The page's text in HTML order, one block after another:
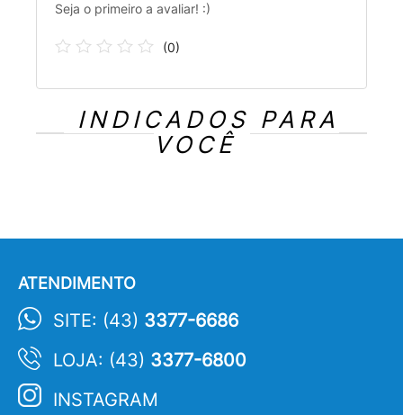
Seja o primeiro a avaliar! :)
(0)
INDICADOS PARA
VOCÊ
ATENDIMENTO
SITE: (43) 3377-6686
LOJA: (43) 3377-6800
INSTAGRAM